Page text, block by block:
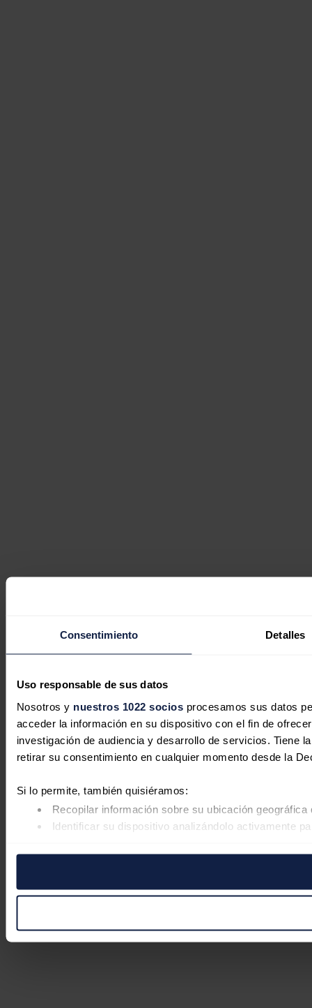
Consentimiento Detalles
Uso responsable de sus datos
Nosotros y nuestros 1022 sociosprocesamos sus datos
acceder la información en su dispositivo con el fin de
investigación de audiencia y desarrollo de servicios. Tiene
retirar su consentimiento en cualquier momento desde la
Si lo permite, también quisiéramos:
Recopilar información sobre su ubicación
Identificar su dispositivo analizándolo activamente
Las cookies de este sitio web se usan para personalizar el
pueden combinarla con otra información que les haya